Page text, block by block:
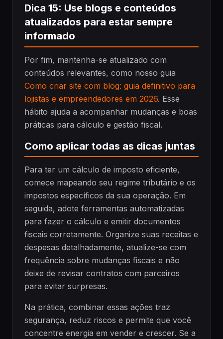
Dica 15: Use blogs e conteúdos
atualizados para estar sempre
informado
Por fim, mantenha-se atualizado com
conteúdos relevantes, como nosso guia
Como criar site com blog: guia definitivo para
lojistas e empreendedores em 2026. Esse
hábito ajuda a acompanhar mudanças e boas
práticas para cálculo e gestão fiscal.
Como aplicar todas as dicas juntas
Para ter um cálculo de imposto eficiente,
comece mapeando seu regime tributário e os
impostos específicos da sua operação. Em
seguida, adote ferramentas automatizadas
para fazer o cálculo e emitir documentos
fiscais corretamente. Organize suas receitas e
despesas detalhadamente, atualize-se com
frequência sobre mudanças fiscais e não
deixe de revisar contratos com parceiros
para evitar surpresas.
Na prática, combinar essas ações traz
segurança, reduz riscos e permite que você
concentre energia em vender e crescer. Se a